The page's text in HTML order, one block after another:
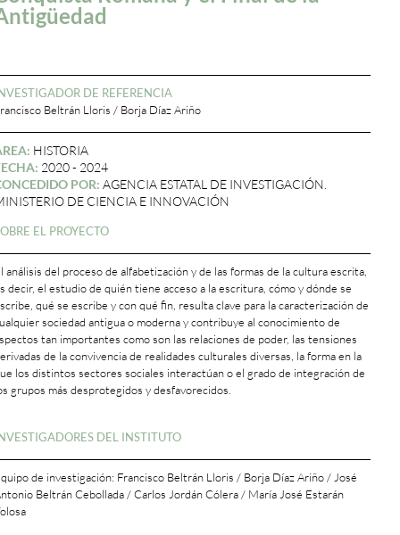
DE REFERENCIA
Beltrán Lloris / Borja Díaz Ariño
HISTORIA
2020 - 2024
POR: AGENCIA ESTATAL DE INVESTIGACIÓN.
DE CIENCIA E INNOVACIÓN
EL PROYECTO
análisis del proceso de alfabetización y de las formas de la cultura escrita,
decir, el estudio de quién tiene acceso a la escritura, cómo y dónde se
qué se escribe y con qué fin, resulta clave para la caracterización de
sociedad antigua o moderna y contribuye al conocimiento de
tan importantes como son las relaciones de poder, las tensiones
de la convivencia de realidades culturales diversas, la forma en la
los distintos sectores sociales interactúan o el grado de integración de
grupos más desprotegidos y desfavorecidos.
DEL INSTITUTO
de investigación: Francisco Beltrán Lloris / Borja Díaz Ariño / José
Beltrán Cebollada / Carlos Jordán Cólera / María José Estarán